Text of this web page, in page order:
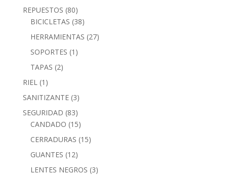
REPUESTOS (80)
BICICLETAS (38)
HERRAMIENTAS (27)
SOPORTES (1)
TAPAS (2)
RIEL (1)
SANITIZANTE (3)
SEGURIDAD (83)
CANDADO (15)
CERRADURAS (15)
GUANTES (12)
LENTES NEGROS (3)